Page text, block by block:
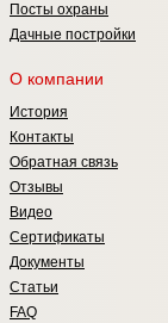
Посты охраны
Дачные постройки
О компании
История
Контакты
Обратная связь
Отзывы
Видео
Сертификаты
Документы
Статьи
FAQ